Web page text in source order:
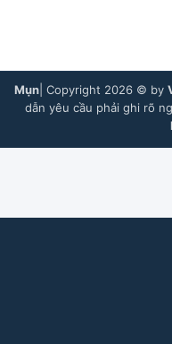
Mụn | Copyright 2026 © by
dẫn yêu cầu phải ghi rõ